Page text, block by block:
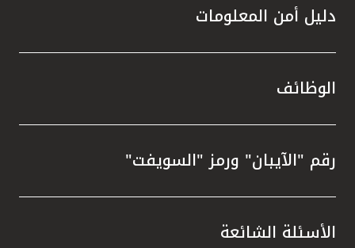
دليل أمن المعلومات
الوظائف
رقم "الآيبان" ورمز "السويفت"
الأسئلة الشائعة